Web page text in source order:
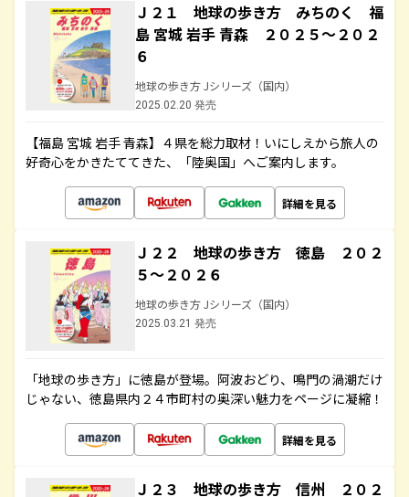
Ｊ２１ 地球の歩き方 みちのく 福
島 宮城 岩手 青森 ２０２５～２０２
６
地球の歩き方 Jシリーズ（国内）
2025.02.20 発売
【福島 宮城 岩手 青森】４県を総力取材！いにしえから旅人の
好奇心をかきたててきた、「陸奥国」へご案内します。
詳細を見る
Ｊ２２ 地球の歩き方 徳島 ２０２
５～２０２６
地球の歩き方 Jシリーズ（国内）
2025.03.21 発売
「地球の歩き方」に徳島が登場。阿波おどり、鳴門の渦潮だけ
じゃない、徳島県内２４市町村の奥深い魅力をページに凝縮！
詳細を見る
Ｊ２３ 地球の歩き方 信州 ２０２